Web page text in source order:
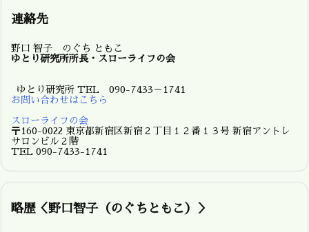
連絡先
野口 智子 のぐち ともこ
ゆとり研究所所長・スローライフの会
ゆとり研究所 TEL 090-7433－1741
お問い合わせはこちら
スローライフの会
〒160-0022 東京都新宿区新宿２丁目１２番１３号 新宿アントレ
サロンビル２階
TEL 090-7433-1741
略歴＜野口智子（のぐちともこ）＞